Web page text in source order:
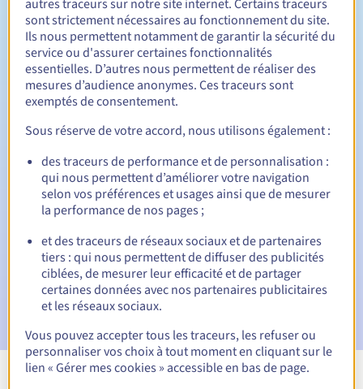
Durée de renouvellement Entre 1 et 10 ans
Période de rédemption
Notifications automatiques :
E-mails d'avertissement : 60, 30, 15, 7 et 3 jours avant la
date d'échéance
E-mail le jour de l'expirationpour notification de la
suspension du nom de domaine
E-mail après la période de grâce de rédemptionpour
notification de la suppression du nom de domaine
autres traceurs sur notre site internet. Certains traceurs
sont strictement nécessaires au fonctionnement du site.
Ils nous permettent notamment de garantir la sécurité du
service ou d'assurer certaines fonctionnalités
essentielles. D’autres nous permettent de réaliser des
mesures d’audience anonymes. Ces traceurs sont
exemptés de consentement.
Sous réserve de votre accord, nous utilisons également :
des traceurs de performance et de personnalisation :
qui nous permettent d’améliorer votre navigation
selon vos préférences et usages ainsi que de mesurer
la performance de nos pages ;
et des traceurs de réseaux sociaux et de partenaires
tiers : qui nous permettent de diffuser des publicités
ciblées, de mesurer leur efficacité et de partager
certaines données avec nos partenaires publicitaires
et les réseaux sociaux.
Vous pouvez accepter tous les traceurs, les refuser ou
personnaliser vos choix à tout moment en cliquant sur le
lien « Gérer mes cookies » accessible en bas de page.